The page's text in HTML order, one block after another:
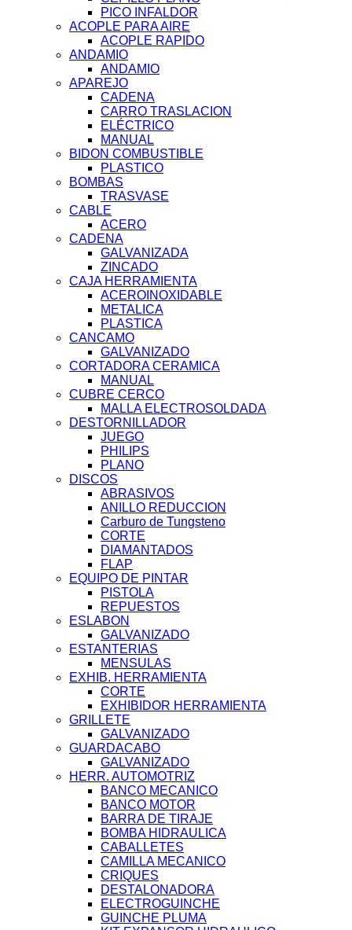
PICO INFALDOR
ACOPLE PARA AIRE
ACOPLE RAPIDO
ANDAMIO
ANDAMIO
APAREJO
CADENA
CARRO TRASLACION
ELÉCTRICO
MANUAL
BIDON COMBUSTIBLE
PLASTICO
BOMBAS
TRASVASE
CABLE
ACERO
CADENA
GALVANIZADA
ZINCADO
CAJA HERRAMIENTA
ACEROINOXIDABLE
METALICA
PLASTICA
CANCAMO
GALVANIZADO
CORTADORA CERAMICA
MANUAL
CUBRE CERCO
MALLA ELECTROSOLDADA
DESTORNILLADOR
JUEGO
PHILIPS
PLANO
DISCOS
ABRASIVOS
ANILLO REDUCCION
Carburo de Tungsteno
CORTE
DIAMANTADOS
FLAP
EQUIPO DE PINTAR
PISTOLA
REPUESTOS
ESLABON
GALVANIZADO
ESTANTERIAS
MENSULAS
EXHIB. HERRAMIENTA
CORTE
EXHIBIDOR HERRAMIENTA
GRILLETE
GALVANIZADO
GUARDACABO
GALVANIZADO
HERR. AUTOMOTRIZ
BANCO MECANICO
BANCO MOTOR
BARRA DE TIRAJE
BOMBA HIDRAULICA
CABALLETES
CAMILLA MECANICO
CRIQUES
DESTALONADORA
ELECTROGUINCHE
GUINCHE PLUMA